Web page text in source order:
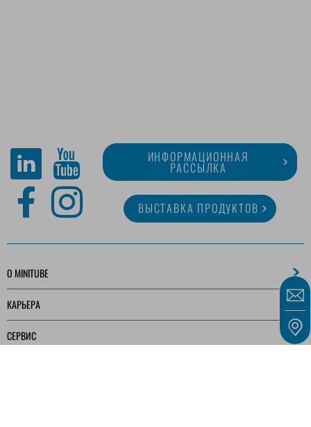
ИНФОРМАЦИОННАЯ
РАССЫЛКА
ВЫСТАВКА ПРОДУКТОВ
O MINITUBE
КАРЬЕРА
СЕРВИС